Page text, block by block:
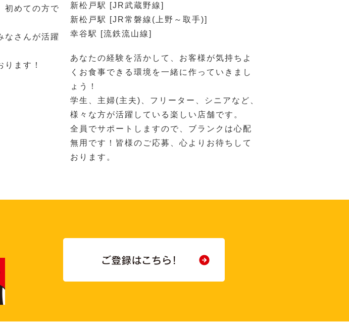
初めての方で
なさんが活躍
ます！
新松戸駅 [JR武蔵野線]
新松戸駅 [JR常磐線(上野～取手)]
幸谷駅 [流鉄流山線]
あなたの経験を活かして、お客様が気持ちよ
くお食事できる環境を一緒に作っていきまし
ょう！
学生、主婦(主夫)、フリーター、シニアなど、
様々な方が活躍している楽しい店舗です。
全員でサポートしますので、ブランクは心配
無用です！皆様のご応募、心よりお待ちして
おります。